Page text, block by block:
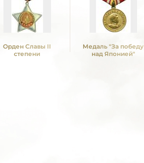
Орден Славы II
степени
Медаль "За победу
над Японией"